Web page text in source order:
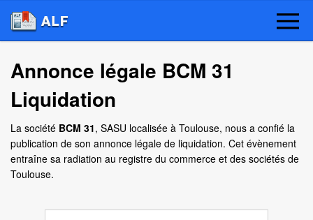
Annonce légale BCM 31
Liquidation
La société BCM 31, SASU localisée à Toulouse, nous a confié la
publication de son annonce légale de liquidation. Cet évènement
entraîne sa radiation au registre du commerce et des sociétés de
Toulouse.